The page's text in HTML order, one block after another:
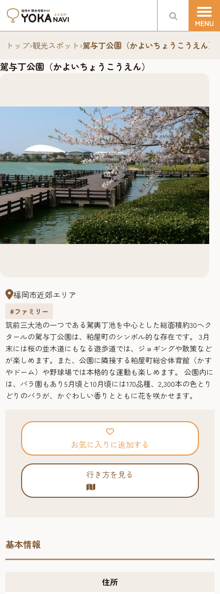
トップ›観光スポット›駕与丁公園（かよいちょうこうえん）
駕与丁公園（かよいちょうこうえん）
福岡市近郊エリア
#ファミリー
筑前三大池の一つである駕輿丁池を中心とした総面積約30ヘク
タールの駕与丁公園は、粕屋町のシンボル的な存在です。 3月
末には桜の並木道にもなる遊歩道では、ジョギングや散策など
が楽しめます。また、公園に隣接する粕屋町総合体育館（かす
やドーム）や野球場では本格的な運動も楽しめます。 公園内に
は、バラ園もあり5月頃と10月頃には170品種、2,300本の色とり
どりのバラが、かぐわしい香りとともに花を咲かせます。
お気に入りに追加する
行き方を見る
基本情報
住所